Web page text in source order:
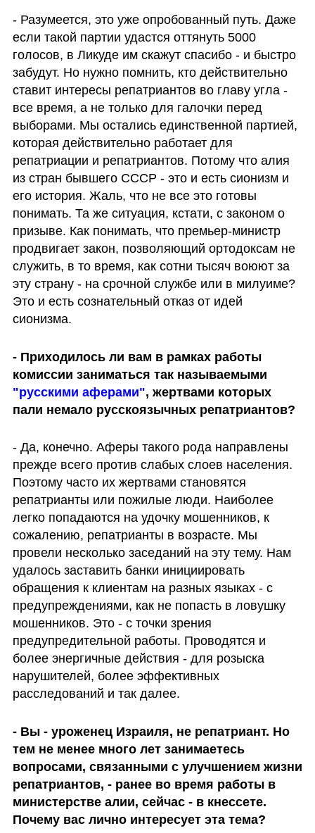
- Разумеется, это уже опробованный путь. Даже
если такой партии удастся оттянуть 5000
голосов, в Ликуде им скажут спасибо - и быстро
забудут. Но нужно помнить, кто действительно
ставит интересы репатриантов во главу угла -
все время, а не только для галочки перед
выборами. Мы остались единственной партией,
которая действительно работает для
репатриации и репатриантов. Потому что алия
из стран бывшего СССР - это и есть сионизм и
его история. Жаль, что не все это готовы
понимать. Та же ситуация, кстати, с законом о
призыве. Как понимать, что премьер-министр
продвигает закон, позволяющий ортодоксам не
служить, в то время, как сотни тысяч воюют за
эту страну - на срочной службе или в милуиме?
Это и есть сознательный отказ от идей
сионизма.
- Приходилось ли вам в рамках работы
"русскими аферами", жертвами которых
пали немало русскоязычных репатриантов?
- Да, конечно. Аферы такого рода направлены
прежде всего против слабых слоев населения.
Поэтому часто их жертвами становятся
репатрианты или пожилые люди. Наиболее
легко попадаются на удочку мошенников, к
сожалению, репатрианты в возрасте. Мы
провели несколько заседаний на эту тему. Нам
удалось заставить банки инициировать
обращения к клиентам на разных языках - с
предупреждениями, как не попасть в ловушку
мошенников. Это - с точки зрения
предупредительной работы. Проводятся и
более энергичные действия - для розыска
нарушителей, более эффективных
расследований и так далее.
- Вы - уроженец Израиля, не репатриант. Но
тем не менее много лет занимаетесь
вопросами, связанными с улучшением жизни
репатриантов, - ранее во время работы в
министерстве алии, сейчас - в кнессете.
Почему вас лично интересует эта тема?